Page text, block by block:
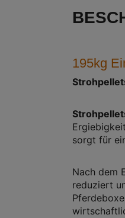
195kg
sorgt für
Nach dem
reduziert